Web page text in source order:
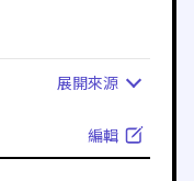
展開來源
編輯